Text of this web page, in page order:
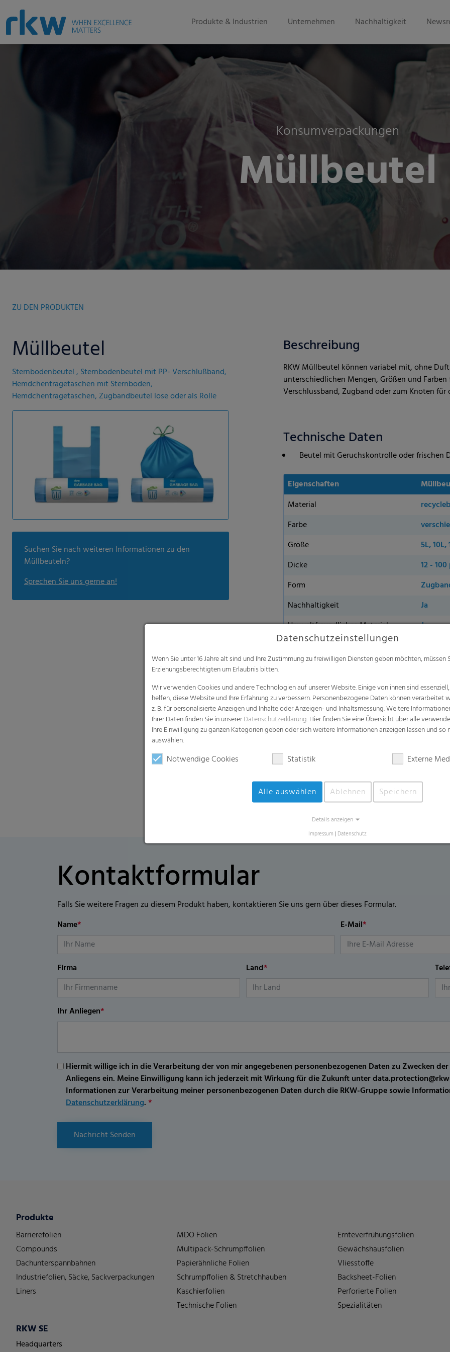
Produkte & Industrien Unternehmen Nachhaltigkeit
Konsumverpackungen
Müllbeutel
ZU DEN PRODUKTEN
Müllbeutel
Sternbodenbeutel , Sternbodenbeutel mit PP- Verschlußband,
Hemdchentragetaschen mit Sternboden,
Hemdchentragetaschen, Zugbandbeutel lose oder als Rolle
Suchen Sie nach weiteren Informationen zu den
Müllbeuteln?
Sprechen Sie uns gerne an!
Beschreibung
RKW Müllbeutel können variabel mit, ohne
unterschiedlichen Mengen, Größen und
Verschlussband, Zugband oder zum Knoten
Technische Daten
Beutel mit Geruchskontrolle oder frischen
Eigenschaften
Material
Farbe
Größe
5L, 10L,
Dicke
12 -
Form
Nachhaltigkeit
Ja
Umweltfreundliches Material
Ja
Made in Germany
Vorteile
Leicht zu öffnen, zu schließen, zu
Reißfest und flüssigkeitsdicht um
Reduziert unangenehme Gerüche
Kontaktformular
Falls Sie weitere Fragen zu diesem Produkt haben, kontaktieren Sie uns gern über dieses Formular.
Name* E-Mail*
Firma Land*
Ihr Anliegen*
Hiermit willige ich in die Verarbeitung der von mir angegebenen personenbezogenen Daten zu Zwecken
Anliegens ein. Meine Einwilligung kann ich jederzeit mit Wirkung für die Zukunft unter
Informationen zur Verarbeitung meiner personenbezogenen Daten durch die RKW-Gruppe sowie
Datenschutzerklärung.*
Nachricht Senden
Datenschutzeinstellungen
Wenn Sie unter 16 Jahre alt sind und Ihre Zustimmung zu freiwilligen Diensten geben möchten, müssen
Erziehungsberechtigten um Erlaubnis bitten.
Wir verwenden Cookies und andere Technologien auf unserer Website. Einige von ihnen sind
helfen, diese Website und Ihre Erfahrung zu verbessern. Personenbezogene Daten können verarbeitet
z. B. für personalisierte Anzeigen und Inhalte oder Anzeigen- und Inhaltsmessung. Weitere
Ihrer Daten finden Sie in unsererDatenschutzerklärung. Hier finden Sie eine Übersicht über alle
Ihre Einwilligung zu ganzen Kategorien geben oder sich weitere Informationen anzeigen lassen und so
auswählen.
Notwendige Cookies Statistik Externe
Alle auswählen Ablehnen Speichern
Details anzeigen
Impressum | Datenschutz
Produkte
Barrierefolien
Compounds
Dachunterspannbahnen
Industriefolien, Säcke, Sackverpackungen
Liners
MDO Folien
Multipack-Schrumpffolien
Papierähnliche Folien
Schrumpffolien & Stretchhauben
Kaschierfolien
Technische Folien
Ernteverfrühungsfolien
Gewächshausfolien
Vliesstoffe
Backsheet-Folien
Perforierte Folien
Spezialitäten
RKW SE
Headquarters